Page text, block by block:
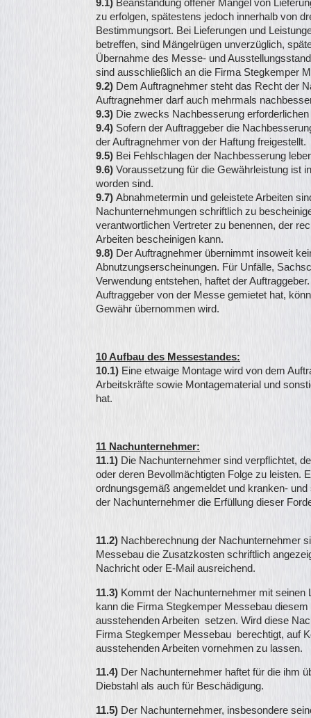
9.1) Beanstandung offener Mängel von
zu erfolgen, spätestens jedoch innerhalb von
Bestimmungsort. Bei Lieferungen und
betreffen, sind Mängelrügen unverzüglich,
Übernahme des Messe- und
sind ausschließlich an die Firma Stegkemper
9.2) Dem Auftragnehmer steht das Recht der
Auftragnehmer darf auch mehrmals
9.3) Die zwecks Nachbesserung
9.4) Sofern der Auftraggeber die
der Auftragnehmer von der Haftung freigestellt.
9.5) Bei Fehlschlagen der Nachbesserung
9.6) Voraussetzung für die Gewährleistung ist
worden sind.
9.7) Abnahmetermin und geleistete Arbeiten
Nachunternehmungen schriftlich zu
verantwortlichen Vertreter zu benennen, der
Arbeiten bescheinigen kann.
9.8) Der Auftragnehmer übernimmt insoweit
Abnutzungserscheinungen. Für Unfälle,
Verwendung entstehen, haftet der
Auftraggeber von der Messe gemietet hat,
Gewähr übernommen wird.
10 Aufbau des Messestandes:
10.1) Eine etwaige Montage wird von dem
Arbeitskräfte sowie Montagematerial und
hat.
11 Nachunternehmer:
11.1) Die Nachunternehmer sind verpflichtet,
oder deren Bevollmächtigten Folge zu leisten.
ordnungsgemäß angemeldet und kranken-
der Nachunternehmer die Erfüllung dieser
11.2) Nachberechnung der Nachunternehmer
Messebau die Zusatzkosten schriftlich
Nachricht oder E-Mail ausreichend.
11.3) Kommt der Nachunternehmer mit
kann die Firma Stegkemper Messebau
ausstehenden Arbeiten setzen. Wird diese
Firma Stegkemper Messebau berechtigt, auf
ausstehenden Arbeiten vornehmen zu lassen.
11.4) Der Nachunternehmer haftet für die ihm
Diebstahl als auch für Beschädigung.
11.5) Der Nachunternehmer, insbesondere